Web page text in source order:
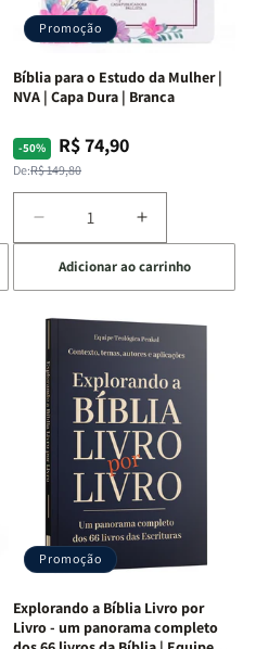
Promoção
Bíblia para o Estudo da Mulher |
NVA | Capa Dura | Branca
-50%
Preço
normal
De:R$ 149,80
Preço
promocional
R$ 74,90
Diminuir
a
quantidade
de
Bíblia
o
Estudo
da
Mulher
NVA
Capa
Dura
|
Aumentar
a
quantidade
de
Bíblia
para
o
Estudo
Mulher
|
NVA
|
Capa
Dura
|
Adicionar ao carrinho
Promoção
Explorando a Bíblia Livro por
Livro - um panorama completo